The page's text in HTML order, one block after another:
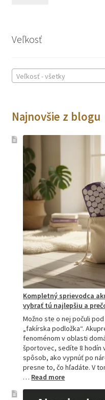
Veľkosť
Veľkosť - všetky
Najnovšie z blogu
Kompletný sprievodca
vybrať tú najlepšiu a
Možno ste o nej počuli
„fakírska podložka“.
fenoménom v oblasti
športovec, sedíte 8 hodín
spôsob, ako vypnúť po
presne to, čo hľadáte. V
… Read more: